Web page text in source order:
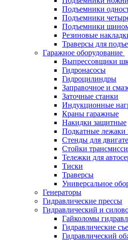
Подъемники
Подъемники
Подъемники
Резиновые
Траверсы для
Гаражное оборудование
Выпрессовщики
Гидронасосы
Гидроцилиндры
Заправочное и
Заточные станки
Индукционные
Краны гаражные
Накидки защитные
Подкатные лежаки
Стенды для
Стойки
Тележки для
Тиски
Траверсы
Универсальное
Генераторы
Гидравлические прессы
Гидравлический и
Гайколомы
Гидравлические
Гидравлический